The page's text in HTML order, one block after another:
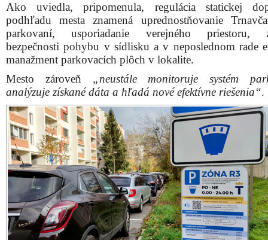
Ako uviedla, pripomenula, regulácia statickej
podhľadu mesta znamená uprednostňovanie
parkovaní, usporiadanie verejného priestoru,
bezpečnosti pohybu v sídlisku a v neposlednom rade
manažment parkovacích plôch v lokalite.
Mesto zároveň „neustále monitoruje systém
analýzuje získané dáta a hľadá nové efektívne riešenia“.